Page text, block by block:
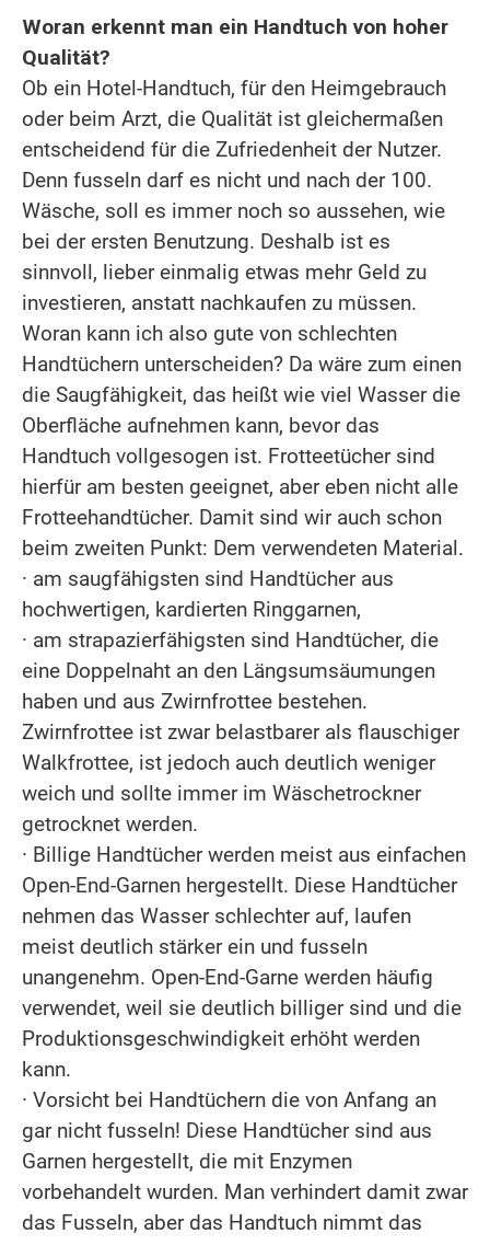
Woran erkennt man ein Handtuch von hoher
Qualität?
Ob ein Hotel-Handtuch, für den Heimgebrauch
oder beim Arzt, die Qualität ist gleichermaßen
entscheidend für die Zufriedenheit der Nutzer.
Denn fusseln darf es nicht und nach der 100.
Wäsche, soll es immer noch so aussehen, wie
bei der ersten Benutzung. Deshalb ist es
sinnvoll, lieber einmalig etwas mehr Geld zu
investieren, anstatt nachkaufen zu müssen.
Woran kann ich also gute von schlechten
Handtüchern unterscheiden? Da wäre zum einen
die Saugfähigkeit, das heißt wie viel Wasser die
Oberfläche aufnehmen kann, bevor das
Handtuch vollgesogen ist. Frotteetücher sind
hierfür am besten geeignet, aber eben nicht alle
Frotteehandtücher. Damit sind wir auch schon
beim zweiten Punkt: Dem verwendeten Material.
· am saugfähigsten sind Handtücher aus
hochwertigen, kardierten Ringgarnen,
· am strapazierfähigsten sind Handtücher, die
eine Doppelnaht an den Längsumsäumungen
haben und aus Zwirnfrottee bestehen.
Zwirnfrottee ist zwar belastbarer als flauschiger
Walkfrottee, ist jedoch auch deutlich weniger
weich und sollte immer im Wäschetrockner
getrocknet werden.
· Billige Handtücher werden meist aus einfachen
Open-End-Garnen hergestellt. Diese Handtücher
nehmen das Wasser schlechter auf, laufen
meist deutlich stärker ein und fusseln
unangenehm. Open-End-Garne werden häufig
verwendet, weil sie deutlich billiger sind und die
Produktionsgeschwindigkeit erhöht werden
kann.
· Vorsicht bei Handtüchern die von Anfang an
gar nicht fusseln! Diese Handtücher sind aus
Garnen hergestellt, die mit Enzymen
vorbehandelt wurden. Man verhindert damit zwar
das Fusseln, aber das Handtuch nimmt das